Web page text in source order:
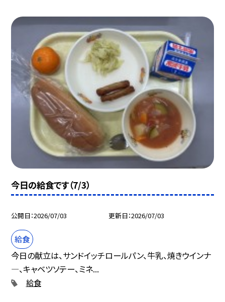
今日の給食です（7/3）
公開日 2026/07/03 更新日 2026/07/03
給食
今日の献立は、サンドイッチロールパン、牛乳、焼きウインナ
―、キャベツソテー、ミネ...
給食